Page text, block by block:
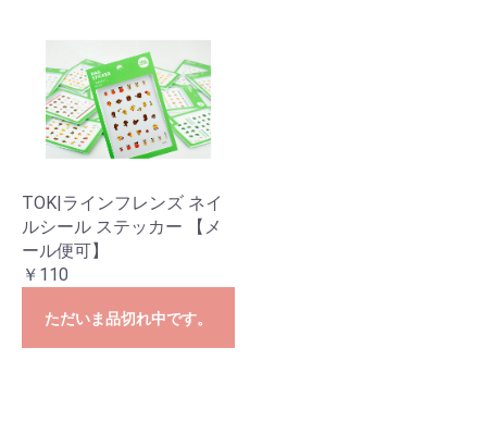
TOK|ラインフレンズ ネイ
ルシール ステッカー 【メ
ール便可】
￥110
ただいま品切れ中です。